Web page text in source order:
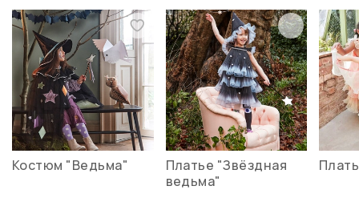
Костюм "Ведьма"
Платье "Звёздная
ведьма"